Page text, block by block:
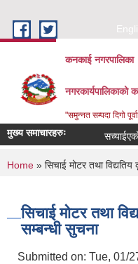
कनकाई नगरपालिका
नगरकार्यपालिकाको
"समुन्नत सम्पदा दिगो
मुख्य समाचारहरुः सच्याईएको
You are here
Home » सिचाई मोटर तथा विद्यतिय
सिचाई मोटर तथा
सम्बन्धी सुचना
Submitted on: Tue, 01/